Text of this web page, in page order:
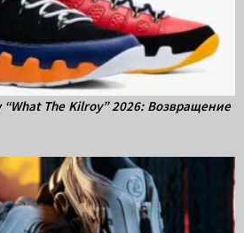
The Kilroy” 2026: Возвращение